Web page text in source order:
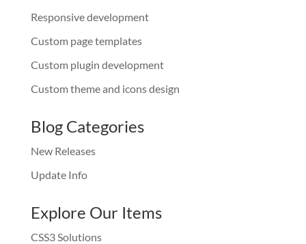
Responsive development
Custom page templates
Custom plugin development
Custom theme and icons design
Blog Categories
New Releases
Update Info
Explore Our Items
CSS3 Solutions